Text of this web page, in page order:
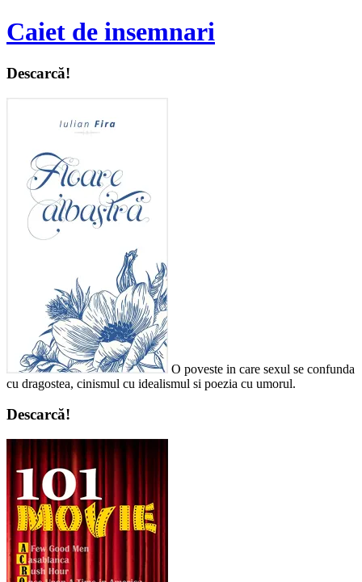
Caiet de insemnari
Descarcă!
O poveste in care sexul se confunda
cu dragostea, cinismul cu idealismul si poezia cu umorul.
Descarcă!